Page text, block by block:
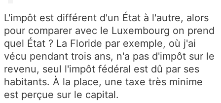
L'impôt est différent d'un État à l'autre, alors
pour comparer avec le Luxembourg on prend
quel État ? La Floride par exemple, où j'ai
vécu pendant trois ans, n'a pas d'impôt sur le
revenu, seul l'impôt fédéral est dû par ses
habitants. À la place, une taxe très minime
est perçue sur le capital.